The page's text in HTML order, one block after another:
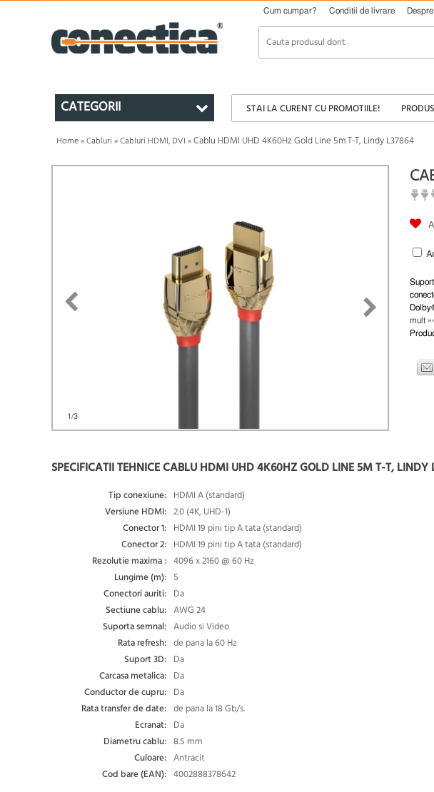
Cum cumpar? Conditii de livrare
CATEGORII STAI LA CURENT CU PROMOTIILE!
Home»Cabluri »Cabluri HDMI, DVI »Cablu HDMI UHD 4K60Hz Gold Line 5m T-T, Lindy L37864
1/3
mult
SPECIFICATII TEHNICE CABLU HDMI UHD 4K60HZ GOLD LINE 5M T-T, LINDY
Tip conexiune: HDMI A (standard)
Versiune HDMI: 2.0 (4K, UHD-1)
Conector 1: HDMI 19 pini tip A tata (standard)
Conector 2: HDMI 19 pini tip A tata (standard)
Rezolutie maxima : 4096 x 2160 @ 60 Hz
Lungime (m): 5
Conectori auriti: Da
Sectiune cablu: AWG 24
Suporta semnal: Audio si Video
Rata refresh: de pana la 60 Hz
Suport 3D: Da
Carcasa metalica: Da
Conductor de cupru: Da
Rata transfer de date: de pana la 18 Gb/s.
Ecranat: Da
Diametru cablu: 8.5 mm
Culoare: Antracit
Cod bare (EAN): 4002888378642